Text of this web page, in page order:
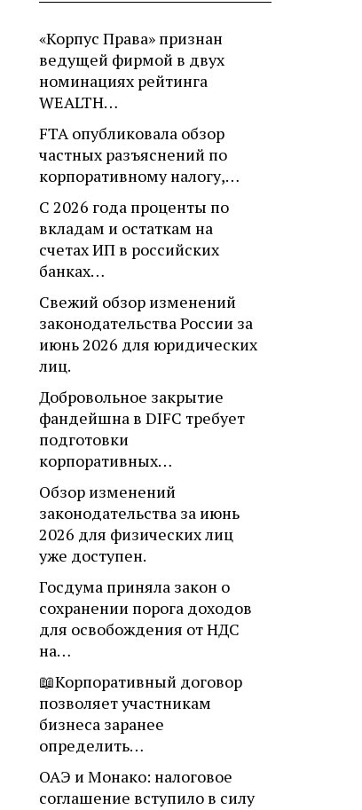
«Корпус Права» признан
ведущей фирмой в двух
номинациях рейтинга
WEALTH…
FTA опубликовала обзор
частных разъяснений по
корпоративному налогу,…
С 2026 года проценты по
вкладам и остаткам на
счетах ИП в российских
банках…
Свежий обзор изменений
законодательства России за
июнь 2026 для юридических
лиц.
Добровольное закрытие
фандейшна в DIFC требует
подготовки
корпоративных…
Обзор изменений
законодательства за июнь
2026 для физических лиц
уже доступен.
Госдума приняла закон о
сохранении порога доходов
для освобождения от НДС
на…
📖Корпоративный договор
позволяет участникам
бизнеса заранее
определить…
ОАЭ и Монако: налоговое
соглашение вступило в силу